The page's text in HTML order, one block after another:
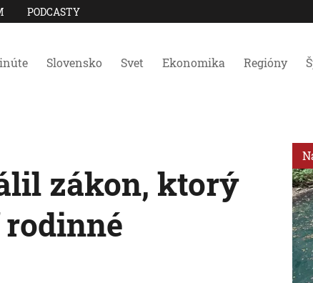
PODCASTY
Slovensko Svet Ekonomika Regióny
zákon, ktorý